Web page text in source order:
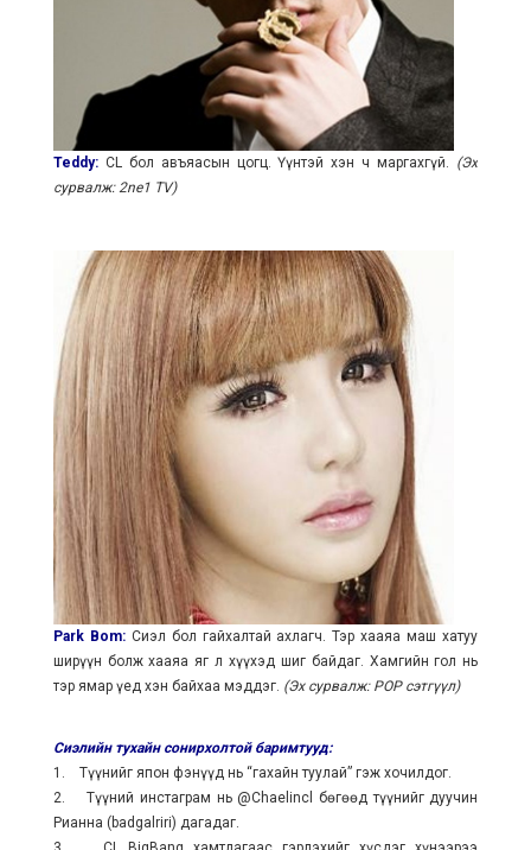
Teddy:CL бол авъяасын цогц. Үүнтэй хэн ч маргахгүй. (Эх
сурвалж: 2ne1 TV)
Park Bom:Сиэл бол гайхалтай ахлагч. Тэр хааяа маш хатуу
ширүүн болж хааяа яг л хүүхэд шиг байдаг. Хамгийн гол нь
тэр ямар үед хэн байхаа мэддэг. (Эх сурвалж: POP сэтгүүл)
Сиэлийн тухайн сонирхолтой баримтууд:
1. Түүнийг япон фэнүүд нь “гахайн туулай” гэж хочилдог.
2. Түүний инстаграм нь @Chaelincl бөгөөд түүнийг дуучин
Рианна (badgalriri) дагадаг.